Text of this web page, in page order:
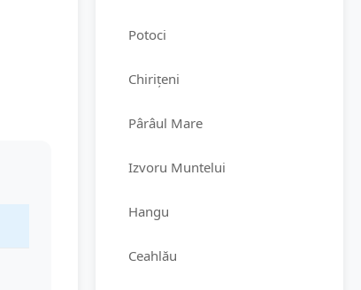
Potoci
Chirițeni
Pârâul Mare
Izvoru Muntelui
Hangu
Ceahlău